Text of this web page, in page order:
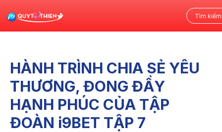
HÀNH TRÌNH CHIA SẺ YÊU
THƯƠNG, ĐONG ĐẦY
HẠNH PHÚC CỦA TẬP
ĐOÀN i9BET TẬP 7